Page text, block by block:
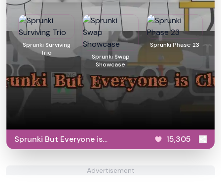
Sprunki Surviving
Trio
Sprunki Swap
Showcase
Sprunki Phase 23
Sprunki But Everyone is
Clukr
15,305
Advertisement